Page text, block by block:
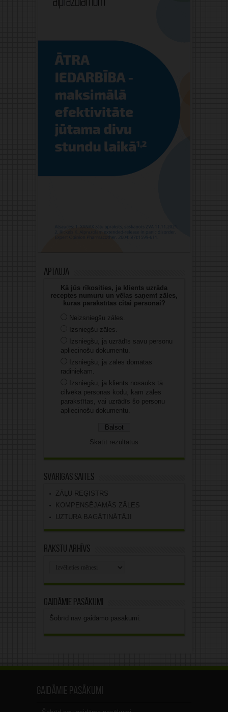
Aptauja
Kā jūs rīkosities, ja klients uzrāda
receptes numuru un vēlas saņemt zāles,
kuras parakstītas citai personai?
Neizsniegšu zāles.
Izsniegšu zāles.
Izsniegšu, ja uzrādīs savu personu
apliecinošu dokumentu.
Izsniegšu, ja zāles domātas
radiniekam.
Izsniegšu, ja klients nosauks tā
cilvēka personas kodu, kam zāles
parakstītas, vai uzrādīs šo personu
apliecinošu dokumentu.
Skatīt rezultātus
Svarīgas saites
ZĀĻU REĢISTRS
KOMPENSĒJAMĀS ZĀLES
UZTURA BAGĀTINĀTĀJI
Rakstu arhīvs
Gaidāmie pasākumi
Šobrīd nav gaidāmo pasākumi.
Gaidāmie pasākumi